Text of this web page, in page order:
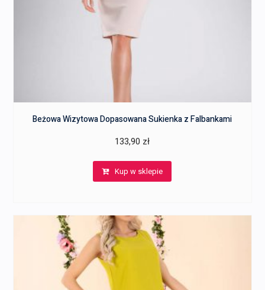
Beżowa Wizytowa Dopasowana Sukienka z Falbankami
133,90 zł
Kup w sklepie